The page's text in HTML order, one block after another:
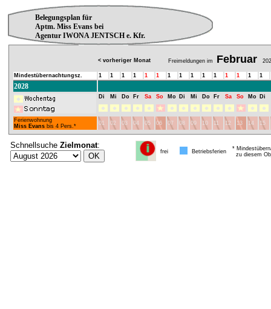
Belegungsplan für
Aptm. Miss Evans bei
Agentur IWONA JENTSCH e. Kfr.
< vorheriger Monat Freimeldungen im Februar
Mindestübernachtungsz. 1 1 1 1 1 1 1 1 1 1 1 1 1 1 1
2028
Di Mi Do Fr Sa So Mo Di Mi Do Fr Sa So Mo Di
Ferienwohnung
Miss Evans bis 4 Pers.* 01 02 03 04 05 06 07 08 09 10 11 12 13 14 15
Schnellsuche Zielmonat:
frei Betriebsferien
*
zu diesem